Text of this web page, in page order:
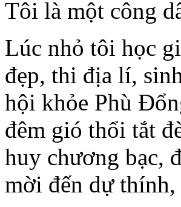
Tôi là một công
Lúc nhỏ tôi học
đẹp, thi địa lí,
hội khỏe Phù
đêm gió thổi tắt
huy chương bạc,
mời đến dự